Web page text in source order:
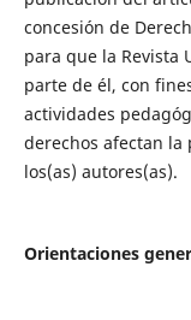
concesión de
para que la Revista
parte de él, con
actividades
derechos afectan
los(as) autores(as).
Orientaciones